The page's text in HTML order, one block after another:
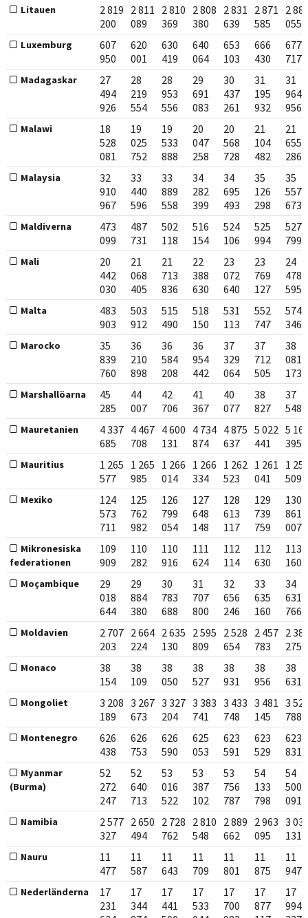
Litauen
2 819
200
2 811
089
2 810
369
2 808
380
2 831
639
2 871
585
2
055
Luxemburg
607
950
620
001
630
419
640
064
653
103
666
430
677
717
Madagaskar
27
494
926
28
219
554
28
953
556
29
691
083
30
437
261
31
195
932
31
964
956
Malawi
18
528
081
19
025
752
19
533
888
20
047
258
20
568
728
21
104
482
21
655
286
Malaysia
32
910
967
33
440
596
33
889
558
34
282
399
34
695
493
35
126
298
35
557
673
Maldiverna
473
099
487
731
502
118
516
154
524
106
525
994
527
799
Mali
20
442
030
21
068
405
21
713
836
22
388
630
23
072
640
23
769
127
24
478
595
Malta
483
903
503
912
515
490
518
150
531
113
552
747
574
346
Marocko
35
839
760
36
210
898
36
584
208
36
954
442
37
329
064
37
712
505
38
081
173
Marshallöarna
45
285
44
007
42
706
41
367
40
077
38
827
37
548
Mauretanien
4 337
685
4 467
708
4 600
131
4 734
874
4 875
637
5 022
441
5
395
Mauritius
1 265
577
1 265
985
1 266
014
1 266
334
1 262
523
1 261
041
1
509
Mexiko
124
573
711
125
762
982
126
799
054
127
648
148
128
613
117
129
739
759
130
861
007
Mikronesiska
federationen
109
909
110
282
110
916
111
624
112
114
112
630
113
160
Moçambique
29
018
644
29
884
380
30
783
688
31
707
800
32
656
246
33
635
160
34
631
766
Moldavien
2 707
203
2 664
224
2 635
130
2 595
809
2 528
654
2 457
783
2
275
Monaco
38
154
38
109
38
050
38
527
38
931
38
956
38
631
Mongoliet
3 208
189
3 267
673
3 327
204
3 383
741
3 433
748
3 481
145
3
788
Montenegro
626
438
626
753
626
590
625
053
623
591
623
529
623
831
Myanmar
(Burma)
52
272
247
52
640
713
53
016
522
53
387
102
53
756
787
54
133
798
54
500
091
Namibia
2 577
327
2 650
494
2 728
762
2 810
548
2 889
662
2 963
095
3
131
Nauru
11
477
11
587
11
643
11
709
11
801
11
875
11
947
Nederländerna
17
231
17
344
17
441
17
533
17
700
17
877
17
994